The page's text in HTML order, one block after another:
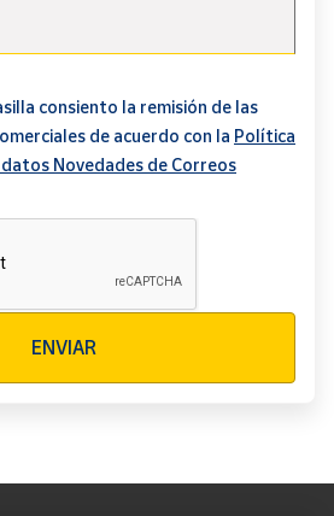
consiento la remisión de las
de acuerdo con la Política
Novedades de Correos
ENVIAR